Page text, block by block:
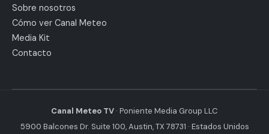
Sobre nosotros
Cómo ver Canal Meteo
Media Kit
Contacto
Canal Meteo TV · Poniente Media Group LLC
5900 Balcones Dr. Suite 100, Austin, TX 78731 · Estados Unidos